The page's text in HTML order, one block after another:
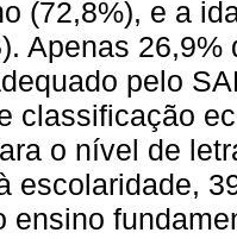
(72,8%), e a
Apenas
pelo
classificação
o nível de
escolaridade,
ensino